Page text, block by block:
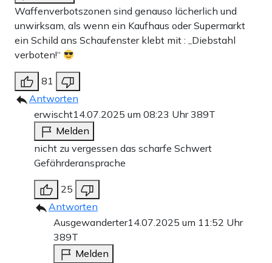
Waffenverbotszonen sind genauso lächerlich und
unwirksam, als wenn ein Kaufhaus oder Supermarkt
ein Schild ans Schaufenster klebt mit : „Diebstahl
verboten!“
81
Antworten
erwischt14.07.2025 um 08:23 Uhr389T
Melden
nicht zu vergessen das scharfe Schwert
Gefährderansprache
25
Antworten
Ausgewanderter14.07.2025 um 11:52 Uhr
389T
Melden